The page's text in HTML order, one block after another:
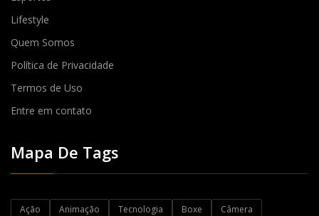
Lifestyle
Quem Somos
Política de Privacidade
Termos de Uso
Entre em contato
Mapa De Tags
Ação Animação Tecnologia Boxe
Câmera